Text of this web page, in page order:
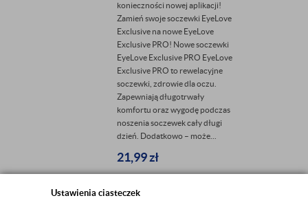
Ustawienia ciasteczek
konieczności nowej aplikacji!
Zamień swoje soczewki EyeLove
Exclusive na nowe EyeLove
Exclusive PRO! Nowe soczewki
EyeLove Exclusive PRO EyeLove
Exclusive PRO to rewelacyjne
soczewki, zdrowie dla oczu.
Zapewniają długotrwały
komfortu oraz wygodę podczas
noszenia soczewek cały długi
dzień. Dodatkowo – może...
21,99zł